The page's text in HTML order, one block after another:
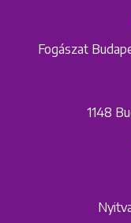
Fogászat
1148